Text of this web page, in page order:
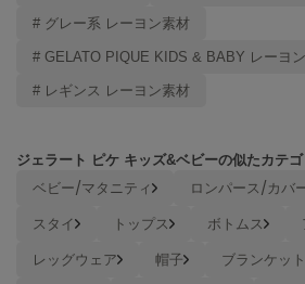
MUCHA
nezu
NIKE
ナイキ
# グレー系 レーヨン素材
# GELATO PIQUE KIDS & BABY レーヨ
# レギンス レーヨン素材
ジェラート ピケ キッズ&ベビーの似たカテ
ベビー/マタニティ ロンパース/カバ
スタイ
トップス ボトムス
レッグウェア
帽子
ブランケッ